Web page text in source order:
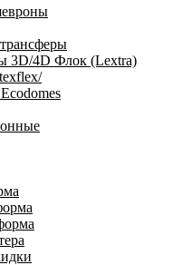
3D/4D Флок (Lextra)